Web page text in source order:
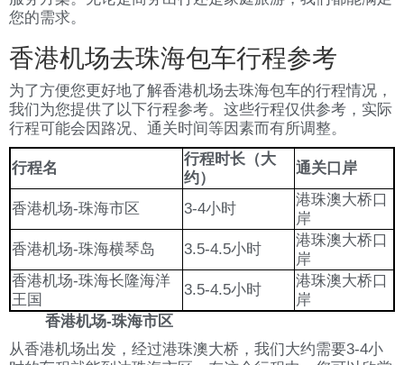
您的需求。
香港机场去珠海包车行程参考
为了方便您更好地了解香港机场去珠海包车的行程情况，
我们为您提供了以下行程参考。这些行程仅供参考，实际
行程可能会因路况、通关时间等因素而有所调整。
行程名
行程时长（大
约）
通关口岸
香港机场-珠海市区 3-4小时
港珠澳大桥口
岸
香港机场-珠海横琴岛
3.5-4.5小时
港珠澳大桥口
岸
香港机场-珠海长隆海洋
王国
3.5-4.5小时
港珠澳大桥口
岸
香港机场-珠海市区
从香港机场出发，经过港珠澳大桥，我们大约需要3-4小